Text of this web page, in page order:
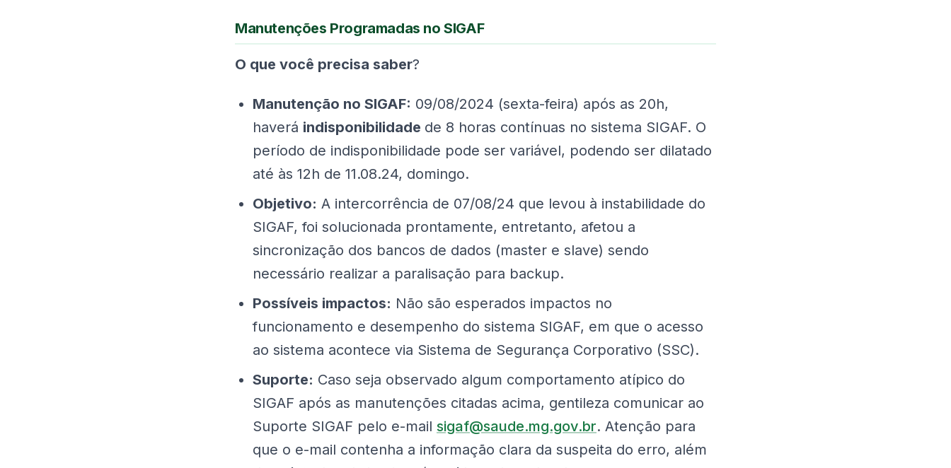
Manutenções Programadas no SIGAF
O que você precisa saber?
Manutenção no SIGAF: 09/08/2024 (sexta-feira) após as 20h,
haverá indisponibilidade de 8 horas contínuas no sistema SIGAF. O
período de indisponibilidade pode ser variável, podendo ser dilatado
até às 12h de 11.08.24, domingo.
Objetivo: A intercorrência de 07/08/24 que levou à instabilidade do
SIGAF, foi solucionada prontamente, entretanto, afetou a
sincronização dos bancos de dados (master e slave) sendo
necessário realizar a paralisação para backup.
Possíveis impactos: Não são esperados impactos no
funcionamento e desempenho do sistema SIGAF, em que o acesso
ao sistema acontece via Sistema de Segurança Corporativo (SSC).
Suporte: Caso seja observado algum comportamento atípico do
SIGAF após as manutenções citadas acima, gentileza comunicar ao
Suporte SIGAF pelo e-mail sigaf@saude.mg.gov.br. Atenção para
que o e-mail contenha a informação clara da suspeita do erro, além